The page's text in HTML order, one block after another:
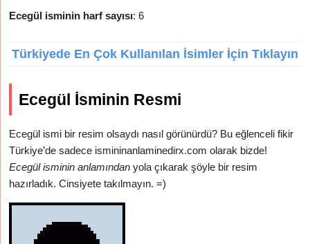
Ecegül isminin harf sayısı: 6
Türkiyede En Çok Kullanılan İsimler İçin Tıklayın
Ecegül İsminin Resmi
Ecegül ismi bir resim olsaydı nasıl görünürdü? Bu eğlenceli fikir
Türkiye’de sadece ismininanlaminedirx.com olarak bizde!
Ecegül isminin anlamından yola çıkarak şöyle bir resim
hazırladık. Cinsiyete takılmayın. =)